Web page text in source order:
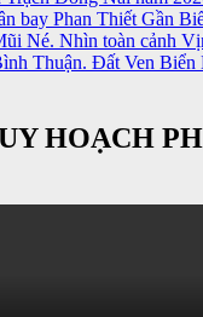
bay Phan Thiết Gần
Né. Nhìn toàn cảnh
Thuận. Đất Ven Biển
HOẠCH